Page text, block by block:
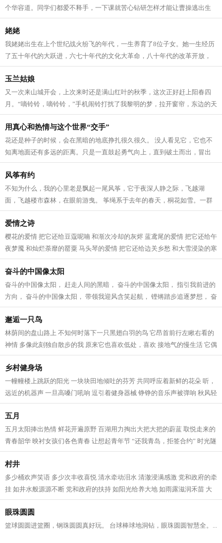
个华容道。同学们都爱不释手，一下课就苦心钻研怎样才能让曹操逃出生
天。 一天课间操时间，我正绞尽脑汁，...
姥姥
我姥姥出生在上个世纪战火纷飞的年代，一生养育了8位子女。她一生经历
了五十年代的大跃进，六七十年代的文化大革命，八十年代的改革开放，
很难想象她老人家吃了多少苦才能将子...
玉兰姑娘
又一次来山城开会，上次来时还是满山红叶的秋季，这次正好赶上阳春四
月。“嘀铃铃，嘀铃铃，”手机闹铃打扰了我黎明的梦，拉开窗帘，东边的天
际刚亮起来，能隐隐约约看到远处...
用真心和热情与这个世界“交手”
花还是种子的时候，会在黑暗的地底挣扎很久很久。 没人看见它，它也不
知离地面还有多远的距离。只是一直鼓起勇气向上，直到破土而出，冒出
小小的嫩芽。 毛毛虫在蜕变成蝴蝶之...
风筝有约
不知为什么，我的心里老是飘起一尾风筝，它于夜深人静之际，飞越湖
面，飞越楼市森林，在眼前游曳。 筝绳系于去年的春天，桐花如雪。一群
文友相聚在湖畔的渔港，赏湖景，看桐花...
爱情之诗
樱花的爱情 把它还给豆蔻呢喃 和渐次冷却的灰烬 蓝鸢尾的爱情 把它还给午
夜梦魇 和灿烂荼靡的罂粟 马头琴的爱情 把它还给边关乡愁 和大雪浸染的寒
衾 火烧云的爱情 把它还给转瞬即...
奋斗的中国像太阳
奋斗的中国像太阳， 赶走人间的黑暗， 奋斗的中国像太阳， 指引我前进的
方向， 奋斗的中国像太阳， 带领我迎风含笑起航， 铿锵踏步追逐梦想， 奋
斗的中国像太阳， 日新月异科技...
邂逅一只鸟
林荫间的盘山路上 不知何时落下一只黑翅白羽的鸟 它昂首前行左瞅右看的
神情 多像此刻独自散步的我 原来它也喜欢低处，喜欢 接地气的慢生活 它偶
尔回头看我 偶尔自言自语啾啾两声...
乡村健身场
一幢幢楼上跳跃的阳光 一块块田地倾吐的芬芳 共同呼应着新鲜的花朵 听，
远近的机器声 一旦高嗓门吼响 逗引着健身器械 铮铮的音乐声被弹响 秋风轻
快，也加入合唱 吹去了田间曾没...
五月
五月太阳捧出热情 鲜花开遍原野 百湖用力掏出大把大把的蔚蓝 取悦走来的
青春韶华 映衬女孩们各色青春 让想起青年节 “还我青岛，拒签合约” 时光隧
道回响着 一场爱国主义学潮 发...
村井
多少桶欢声笑语 多少次丰收喜悦 清水牵动泪水 清澈浸满感激 党和政府的牵
挂 如井水般源源不断 党和政府的扶持 如阳光给养大地 如雨露滋润禾苗 大
爷笑了 大娘笑了 乡亲们笑了 乡村...
眼珠圆圆
篮球圆圆进篮圈，钢珠圆圆真好玩。 台球棒球地洞钻，眼珠圆圆智慧全。...